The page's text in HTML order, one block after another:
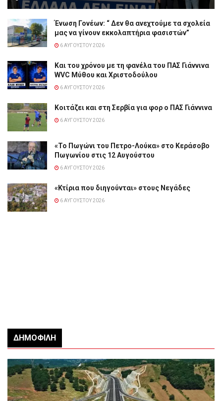
Ένωση Γονέων: “ Δεν θα ανεχτούμε τα σχολεία
μας να γίνουν εκκολαπτήρια φασιστών”
6 ΑΥΓΟΎΣΤΟΥ 2026
Και του χρόνου με τη φανέλα του ΠΑΣ Γιάννινα
WVC Μύθου και Χριστοδούλου
6 ΑΥΓΟΎΣΤΟΥ 2026
Κοιτάζει και στη Σερβία για φορ ο ΠΑΣ Γιάννινα
6 ΑΥΓΟΎΣΤΟΥ 2026
«Το Πωγώνι του Πετρο-Λούκα» στο Κεράσοβο
Πωγωνίου στις 12 Αυγούστου
6 ΑΥΓΟΎΣΤΟΥ 2026
«Κτίρια που διηγούνται» στους Νεγάδες
6 ΑΥΓΟΎΣΤΟΥ 2026
ΔΗΜΟΦΙΛΉ